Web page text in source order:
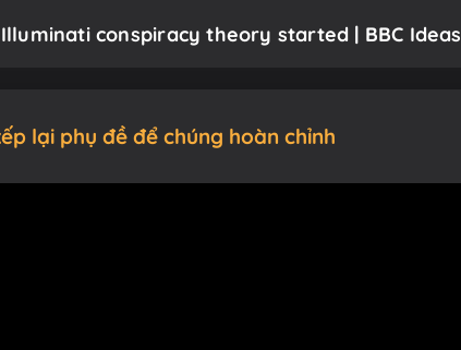
conspiracy theory started | BBC Ideas
lại phụ đề để chúng hoàn chỉnh